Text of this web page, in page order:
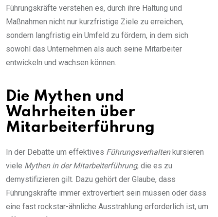
Führungskräfte verstehen es, durch ihre Haltung und
Maßnahmen nicht nur kurzfristige Ziele zu erreichen,
sondern langfristig ein Umfeld zu fördern, in dem sich
sowohl das Unternehmen als auch seine Mitarbeiter
entwickeln und wachsen können.
Die Mythen und
Wahrheiten über
Mitarbeiterführung
In der Debatte um effektives Führungsverhaltenkursieren
viele Mythen in der Mitarbeiterführung, die es zu
demystifizieren gilt. Dazu gehört der Glaube, dass
Führungskräfte immer extrovertiert sein müssen oder dass
eine fast rockstar-ähnliche Ausstrahlung erforderlich ist, um